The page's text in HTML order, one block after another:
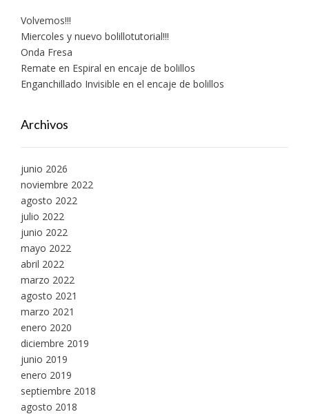
Volvemos!!!
Miercoles y nuevo bolillotutorial!!!
Onda Fresa
Remate en Espiral en encaje de bolillos
Enganchillado Invisible en el encaje de bolillos
Archivos
junio 2026
noviembre 2022
agosto 2022
julio 2022
junio 2022
mayo 2022
abril 2022
marzo 2022
agosto 2021
marzo 2021
enero 2020
diciembre 2019
junio 2019
enero 2019
septiembre 2018
agosto 2018